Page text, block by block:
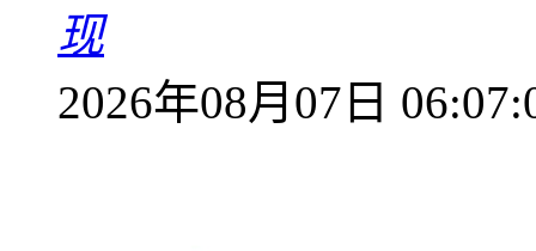
现
2026年08月07日